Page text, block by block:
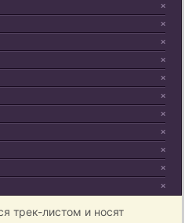
×
×
×
×
×
×
×
×
×
×
×
трек-листом и носят